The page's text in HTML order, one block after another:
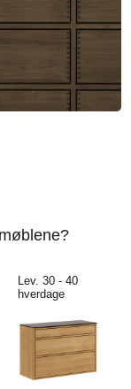
Lev. 30 - 40
hverdage